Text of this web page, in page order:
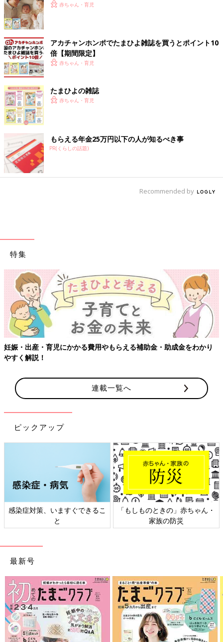
赤ちゃん・育児
アカチャンホンポでたまひよ雑誌を買うとポイント10
倍【期間限定】
赤ちゃん・育児
たまひよの雑誌
赤ちゃん・育児
もらえる年金25万円以下の人が知るべき事
PR(くらしの話題)
Recommended by
特集
妊娠・出産・育児にかかる費用やもらえる補助金・助成金をわかり
やすく解説！
連載一覧へ
ピックアップ
感染症対策、いますぐできるこ
と
「もしものときの」赤ちゃん・
家族の防災
最新号